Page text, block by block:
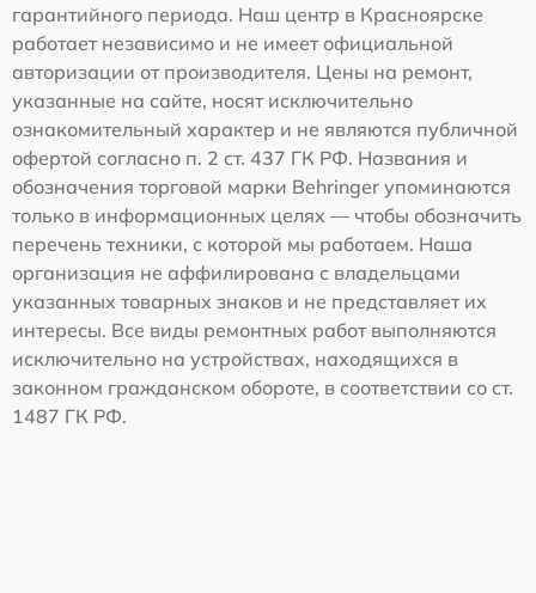
гарантийного периода. Наш центр в Красноярске
работает независимо и не имеет официальной
авторизации от производителя. Цены на ремонт,
указанные на сайте, носят исключительно
ознакомительный характер и не являются публичной
офертой согласно п. 2 ст. 437 ГК РФ. Названия и
обозначения торговой марки Behringer упоминаются
только в информационных целях — чтобы обозначить
перечень техники, с которой мы работаем. Наша
организация не аффилирована с владельцами
указанных товарных знаков и не представляет их
интересы. Все виды ремонтных работ выполняются
исключительно на устройствах, находящихся в
законном гражданском обороте, в соответствии со ст.
1487 ГК РФ.